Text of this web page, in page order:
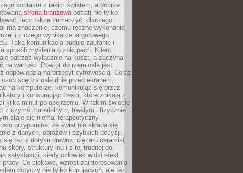
kontaktu z takim światem, a dobrze
strona branżowapotrafi nie tylko
lecz także tłumaczyć, dlaczego
ma znaczenie, czemu ręczne wykonanie
i z czego wynika cena gotowego
Taka komunikacja buduje zaufanie i
sposób myślenia o zakupach. Klient
patrzeć wyłącznie na koszt, a zaczyna
na wartość. Powrót do rzemiosła jest
odpowiedzią na przesyt cyfrowością. Coraz
spędza całe dnie przed ekranem,
na komputerze, komunikując się przez
i konsumując treści, które znikają z
kilka minut po obejrzeniu. W takim świecie
z czymś materialnym, trwałym i fizycznie
staje się niemal terapeutyczny.
przypomina, że świat nie składa się
z danych, obrazów i szybkich decyzji.
się też z dotyku drewna, ciężaru ceramiki,
skóry, struktury lnu i z tej trudnej do
satysfakcji, kiedy człowiek widzi efekt
pracy. Co ciekawe, wzrost zainteresowania
dotyczy nie tylko kupujących, ale też